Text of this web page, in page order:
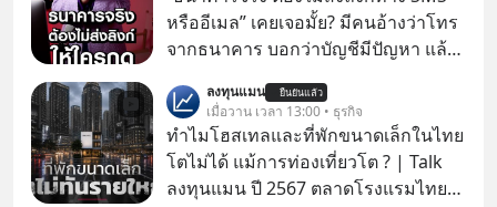
ทางเลือกมากมาย ซึ่งเมื่อเทียบกับสัตว์
แล้วก็จะเห็นความแตกต่างได้ชัดว่าเรา
มากแค่ไหน แต่อิสรภาพ อำนาจ หรือ
การได้มีสิทธิเลือกนี้กลับสร้างความ
กังวลให้กับเรา แล้วเราจะรับมือกับ
ความกังวลนี้อย่างไร? ติดตามได้ในพอด
แคสต์ 5M EP. นี้ #goodtime
หรืออีเมล” เคยเจอมั้ย? มีคนอ้างว่าโทร
จากธนาคาร บอกว่าบัญชีมีปัญหา แล้ว
ทันที มาฟัง “ป้าเก๋าเล่ากลโกง” เพื่อรู้ทัน
มุกหลอกลวงในคราบความน่าเชื่อถือ
กันค่ะ #แก้เกมกลโกง #ป้าเก๋าเล่ากล
โกง #LivesSustainably #อยู่อย่าง
ลงทุนแมน ยืนยันแล้ว
เมื่อวาน เวลา 13:00 • ธุรกิจ
ทำไมโฮสเทลและที่พักขนาดเล็กในไทย
โตไม่ได้ แม้การท่องเที่ยวโต ? | Talk
ลงทุนแมน ปี 2567 ตลาดโรงแรมไทย